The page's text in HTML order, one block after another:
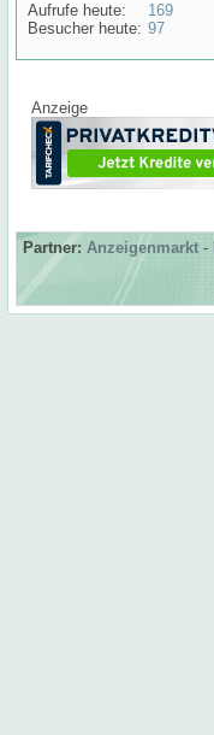
Aufrufe heute:
Besucher heute:
169
97
Anzeige
Partner: Anzeigenmarkt -